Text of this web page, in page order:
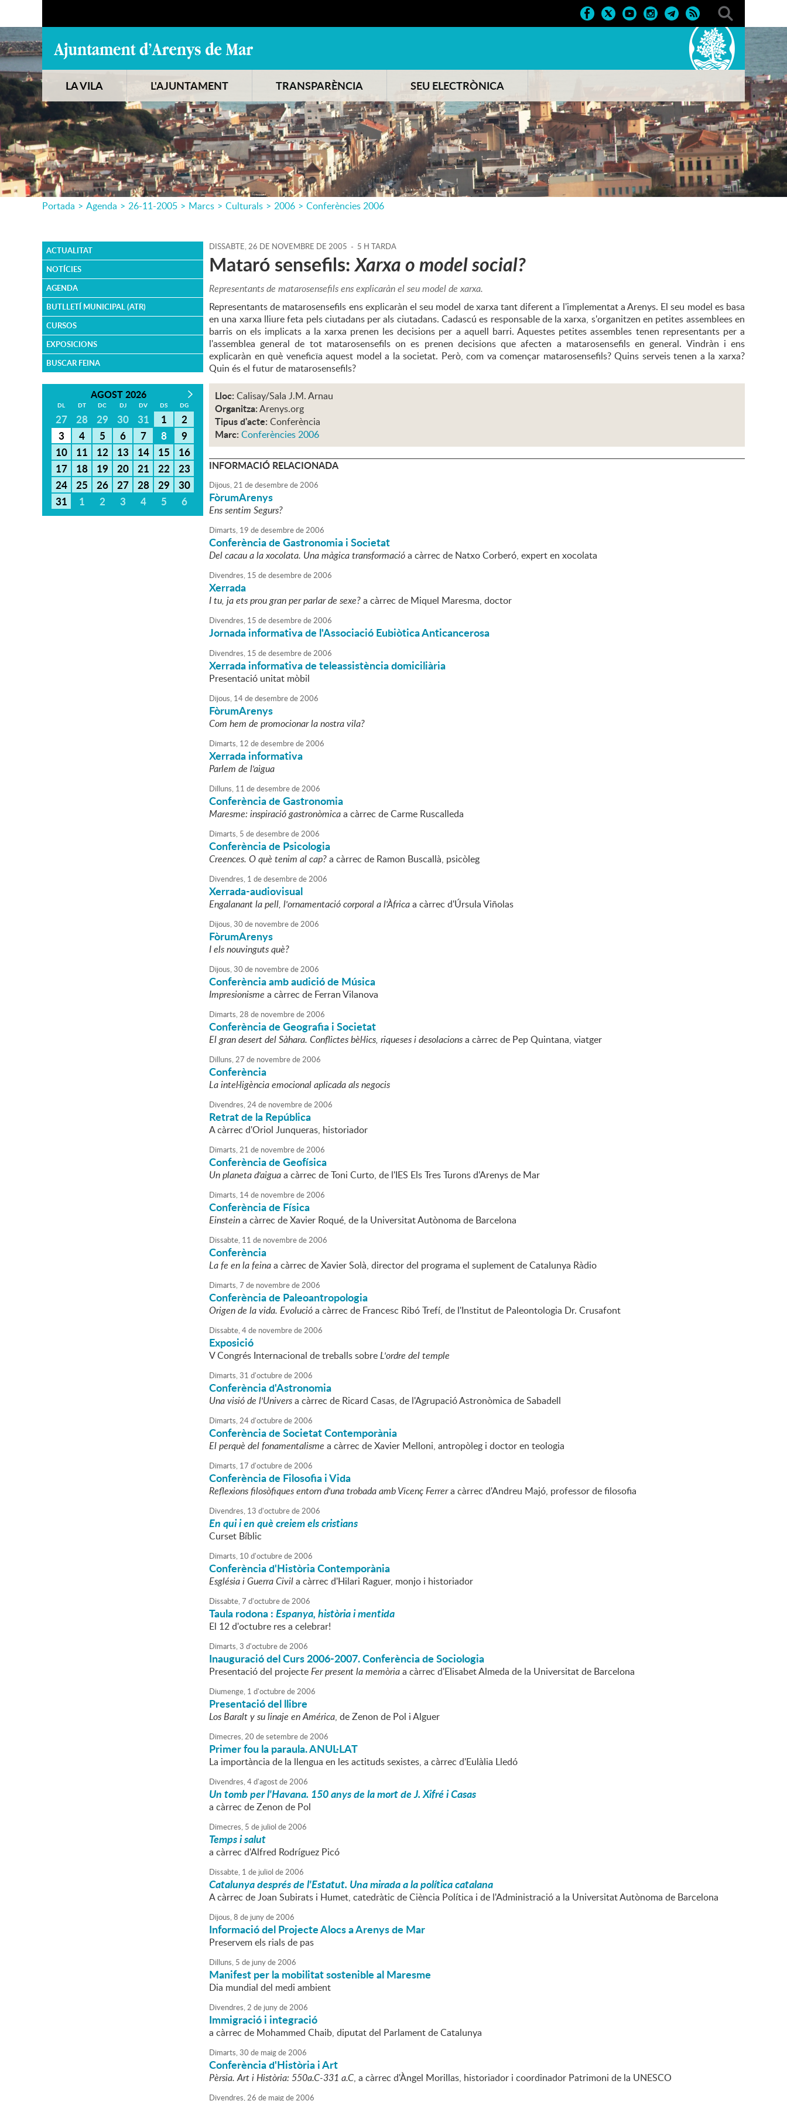
LA VILA L'AJUNTAMENT TRANSPARÈNCIA SEU ELECTRÒNICA
Portada > Agenda > 26-11-2005 > Marcs > Culturals > 2006 > Conferències 2006
ACTUALITAT
NOTÍCIES
AGENDA
BUTLLETÍ MUNICIPAL (ATR)
CURSOS
EXPOSICIONS
BUSCAR FEINA
AGOST 2026
DL DT DC DJ DV DS DG
27 28 29 30 31 1
2
3
4 5 6 7 8
9
10
11 12 13 14 15
16
17
18 19 20 21 22
23
24
25 26 27 28 29
30
31
1 2 3 4 5 6
DISSABTE,26 DE NOVEMBRE DE 2005 - 5 H TARDA
Mataró sensefils:Xarxa o model social?
Representants de matarosensefils ens explicaràn el seu model de xarxa.
Representants de matarosensefils ens explicaràn el seu model de xarxa tant diferent a l'implementat a Arenys. El seu model es basa
en una xarxa lliure feta pels ciutadans per als ciutadans. Cadascú es responsable de la xarxa, s'organitzen en petites assemblees en
barris on els implicats a la xarxa prenen les decisions per a aquell barri. Aquestes petites assembles tenen representants per a
l'assemblea general de tot matarosensefils on es prenen decisions que afecten a matarosensefils en general. Vindràn i ens
explicaràn en què veneficïa aquest model a la societat. Però, com va començar matarosensefils? Quins serveis tenen a la xarxa?
Quin és el futur de matarosensefils?
Lloc: Calisay/Sala J.M. Arnau
Organitza:Arenys.org
Tipus d'acte: Conferència
Marc: Conferències 2006
INFORMACIÓ RELACIONADA
Dijous,21 dedesembrede2006
FòrumArenys
Ens sentim Segurs?
Dimarts, 19 dedesembrede2006
Conferència de Gastronomia i Societat
Del cacau a la xocolata. Una màgica transformacióa càrrec de Natxo Corberó, expert en xocolata
Divendres, 15 dedesembrede2006
Xerrada
I tu, ja ets prou gran per parlar de sexe?a càrrec de Miquel Maresma, doctor
Divendres, 15 dedesembrede2006
Jornada informativa de l'Associació Eubiòtica Anticancerosa
Divendres, 15 dedesembrede2006
Xerrada informativa de teleassistència domiciliària
Presentació unitat mòbil
Dijous, 14dedesembrede2006
FòrumArenys
Com hem de promocionar la nostra vila?
Dimarts, 12 dedesembrede2006
Xerrada informativa
Parlem de l'aigua
Dilluns, 11 dedesembrede2006
Conferència de Gastronomia
Maresme: inspiració gastronòmicaa càrrec de Carme Ruscalleda
Dimarts, 5 dedesembrede2006
Conferència de Psicologia
Creences. O què tenim al cap?a càrrec de Ramon Buscallà, psicòleg
Divendres, 1 dedesembrede2006
Xerrada-audiovisual
Engalanant la pell, l'ornamentació corporal a l'Àfricaa càrrec d'Úrsula Viñolas
Dijous,30 de novembrede2006
FòrumArenys
I els nouvinguts què?
Dijous,30 de novembrede2006
Conferència amb audició de Música
Impresionisme a càrrec de Ferran Vilanova
Dimarts,28 de novembrede2006
Conferència de Geografia i Societat
El gran desert del Sàhara. Conflictes bèl·lics, riqueses i desolacionsa càrrec de Pep Quintana, viatger
Dilluns,27 de novembrede2006
Conferència
La intel·ligència emocional aplicada als negocis
Divendres,24de novembrede2006
Retrat de la República
A càrrec d'Oriol Junqueras, historiador
Dimarts,21 de novembrede2006
Conferència de Geofísica
Un planeta d'aiguaa càrrec de Toni Curto, de l'IES Els Tres Turons d'Arenys de Mar
Dimarts, 14de novembrede2006
Conferència de Física
Einsteina càrrec de Xavier Roqué, de la Universitat Autònoma de Barcelona
Dissabte, 11 de novembrede2006
Conferència
La fe en la feinaa càrrec de Xavier Solà, director del programa el suplement de Catalunya Ràdio
Dimarts,7 de novembrede2006
Conferència de Paleoantropologia
Origen de la vida. Evolucióa càrrec de Francesc Ribó Trefí, de l'Institut de Paleontologia Dr. Crusafont
Dissabte,4de novembrede2006
Exposició
V Congrés Internacional de treballs sobreL'ordre del temple
Dimarts,31 d'octubrede2006
Conferència d'Astronomia
Una visió de l'Universa càrrec de Ricard Casas, de l'Agrupació Astronòmica de Sabadell
Dimarts,24d'octubrede2006
Conferència de Societat Contemporània
El perquè del fonamentalisme a càrrec de Xavier Melloni, antropòleg i doctor en teologia
Dimarts, 17 d'octubrede2006
Conferència de Filosofia i Vida
Reflexions filosòfiques entorn d'una trobada amb Vicenç Ferrera càrrec d'Andreu Majó, professor de filosofia
Divendres, 13 d'octubrede2006
En qui i en què creiem els cristians
Curset Bíblic
Dimarts, 10 d'octubrede2006
Conferència d'Història Contemporània
Església i Guerra Civila càrrec d'Hilari Raguer, monjo i historiador
Dissabte,7 d'octubrede2006
Taula rodona :Espanya, història i mentida
El 12 d'octubre res a celebrar!
Dimarts,3 d'octubrede2006
Inauguració del Curs 2006-2007. Conferència de Sociologia
Presentació del projecteFer present la memòriaa càrrec d'Elisabet Almeda de la Universitat de Barcelona
Diumenge, 1 d'octubrede2006
Presentació del llibre
Los Baralt y su linaje en América, de Zenon de Pol i Alguer
Dimecres,20 desetembrede2006
Primer fou la paraula. ANUL·LAT
La importància de la llengua en les actituds sexistes, a càrrec d'Eulàlia Lledó
Divendres,4d'agostde2006
Un tomb per l'Havana. 150 anys de la mort de J. Xifré i Casas
a càrrec de Zenon de Pol
Dimecres, 5 de juliol de2006
Temps i salut
a càrrec d'Alfred Rodríguez Picó
Dissabte, 1 de juliol de2006
Catalunya després de l'Estatut. Una mirada a la política catalana
A càrrec de Joan Subirats i Humet, catedràtic de Ciència Política i de l'Administració a la Universitat Autònoma de Barcelona
Dijous,8 de junyde2006
Informació del Projecte Alocs a Arenys de Mar
Preservem els rials de pas
Dilluns, 5 de junyde2006
Manifest per la mobilitat sostenible al Maresme
Dia mundial del medi ambient
Divendres,2 de junyde2006
Immigració i integració
a càrrec de Mohammed Chaib, diputat del Parlament de Catalunya
Dimarts,30 de maigde2006
Conferència d'Història i Art
Pèrsia. Art i Història: 550a.C-331 a.C, a càrrec d'Àngel Morillas, historiador i coordinador Patrimoni de la UNESCO
Divendres,26 de maigde2006